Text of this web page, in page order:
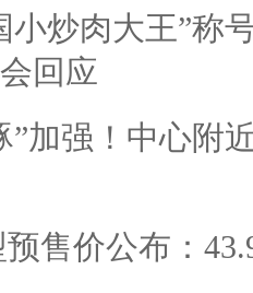
小炒肉大王”称
回应
”加强！中心附
售价公布：